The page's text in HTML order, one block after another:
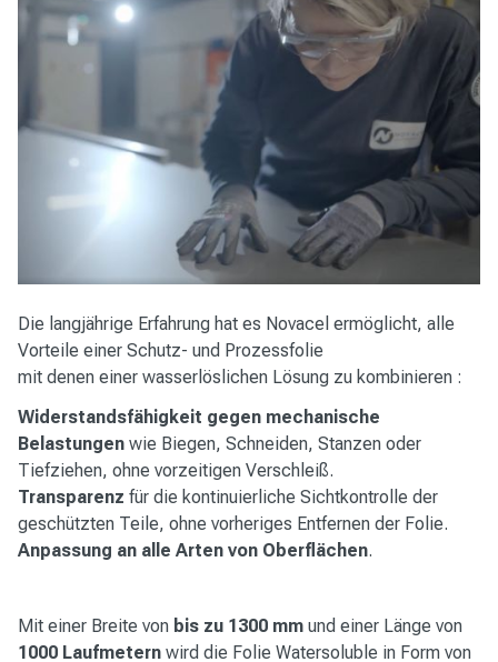
Die langjährige Erfahrung hat es Novacel ermöglicht, alle
Vorteile einer Schutz- und Prozessfolie
mit denen einer wasserlöslichen Lösung zu kombinieren :
Widerstandsfähigkeit gegen mechanische
Belastungen wie Biegen, Schneiden, Stanzen oder
Tiefziehen, ohne vorzeitigen Verschleiß.
Transparenz für die kontinuierliche Sichtkontrolle der
geschützten Teile, ohne vorheriges Entfernen der Folie.
Anpassung an alle Arten von Oberflächen.
Mit einer Breite von bis zu 1300 mm und einer Länge von
1000 Laufmetern wird die Folie Watersoluble in Form von